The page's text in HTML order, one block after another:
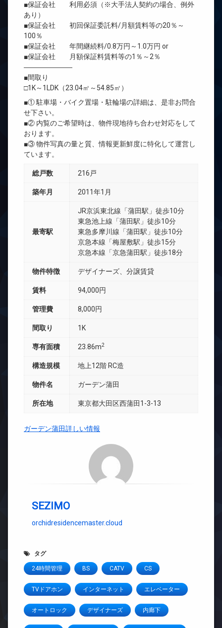
■保証会社 利用必須（※大手法人契約の場合、例外
あり）
■保証会社 初回保証委託料/月額賃料等の20％～
100％
■保証会社 年間継続料/0.8万円～1.0万円 or
■保証会社 月額保証料賃料等の1％～2％
―――――――
■間取り
□1K～1LDK（23.04㎡～54.85㎡）
■① 駐車場・バイク置場・駐輪場の詳細は、是非お問合
せ下さい。
■② 内覧のご希望時は、物件現地待ち合わせ対応をして
おります。
■③ 物件写真の量と質、情報更新鮮度に特化して運営し
ています。
総戸数 216戸
築年月 2011年1月
最寄駅
JR京浜東北線「蒲田駅」徒歩10分
東急池上線「蒲田駅」徒歩10分
東急多摩川線「蒲田駅」徒歩10分
京急本線「梅屋敷駅」徒歩15分
京急本線「京急蒲田駅」徒歩18分
物件特徴 デザイナーズ、分譲賃貸
賃料 94,000円
管理費 8,000円
間取り 1K
専有面積 23.86m2
構造規模 地上12階 RC造
物件名 ガーデン蒲田
所在地 東京都大田区西蒲田1-3-13
ガーデン蒲田詳しい情報
SEZIMO
orchidresidencemaster.cloud
タグ
24時間管理 BS CATV CS
TVドアホン インターネット エレベーター
オートロック デザイナーズ 内廊下